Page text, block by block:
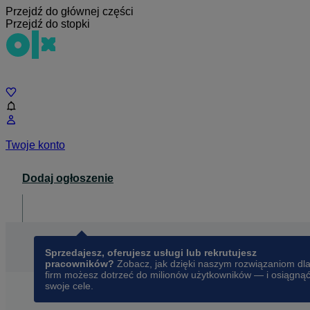
Przejdź do głównej części
Przejdź do stopki
Twoje konto
Dodaj ogłoszenie
Sprzedajesz, oferujesz usługi lub rekrutujesz
pracowników? Zobacz, jak dzięki naszym rozwiązaniom dla
firm możesz dotrzeć do milionów użytkowników — i osiągnąć
swoje cele.